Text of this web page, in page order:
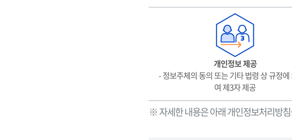
시
개인정보 제공
- 정보주체의 동의 또는 기타 법령 상 규정에
여 제3자 제공
※ 자세한 내용은 아래 개인정보처리방